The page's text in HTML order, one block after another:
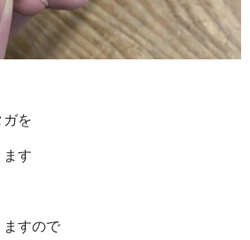
を
す
すので